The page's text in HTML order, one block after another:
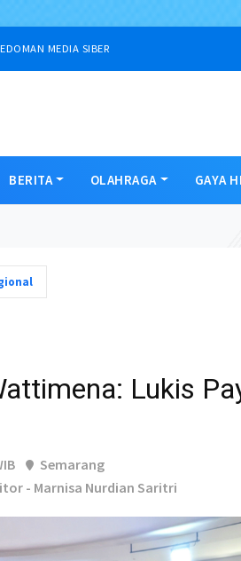
MEDIA SIBER
BERITA OLAHRAGA GAYA
Lukis
Semarang
- Marnisa Nurdian Saritri